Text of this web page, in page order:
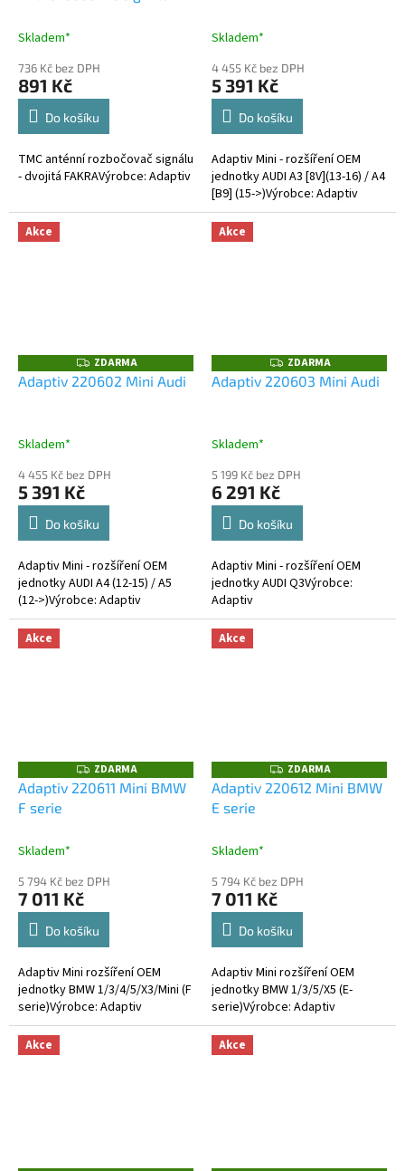
Skladem*
736 Kč bez DPH
891 Kč
Do košíku
TMC anténní rozbočovač signálu
- dvojitá FAKRAVýrobce: Adaptiv
Skladem*
4 455 Kč bez DPH
5 391 Kč
Do košíku
Adaptiv Mini - rozšíření OEM
jednotky AUDI A3 [8V](13-16) / A4
[B9] (15->)Výrobce: Adaptiv
Akce
Z
D
A
ZDARMA
Adaptiv 220602 Mini Audi
Skladem*
4 455 Kč bez DPH
5 391 Kč
Do košíku
Adaptiv Mini - rozšíření OEM
jednotky AUDI A4 (12-15) / A5
(12->)Výrobce: Adaptiv
Akce
Z
D
A
ZDARMA
Adaptiv 220603 Mini Audi
Skladem*
5 199 Kč bez DPH
6 291 Kč
Do košíku
Adaptiv Mini - rozšíření OEM
jednotky AUDI Q3Výrobce:
Adaptiv
Akce
Z
D
A
ZDARMA
Adaptiv 220611 Mini BMW
F serie
Skladem*
5 794 Kč bez DPH
7 011 Kč
Do košíku
Adaptiv Mini rozšíření OEM
jednotky BMW 1/3/4/5/X3/Mini (F
serie)Výrobce: Adaptiv
Akce
Z
D
A
ZDARMA
Adaptiv 220612 Mini BMW
E serie
Skladem*
5 794 Kč bez DPH
7 011 Kč
Do košíku
Adaptiv Mini rozšíření OEM
jednotky BMW 1/3/5/X5 (E-
serie)Výrobce: Adaptiv
Akce Akce